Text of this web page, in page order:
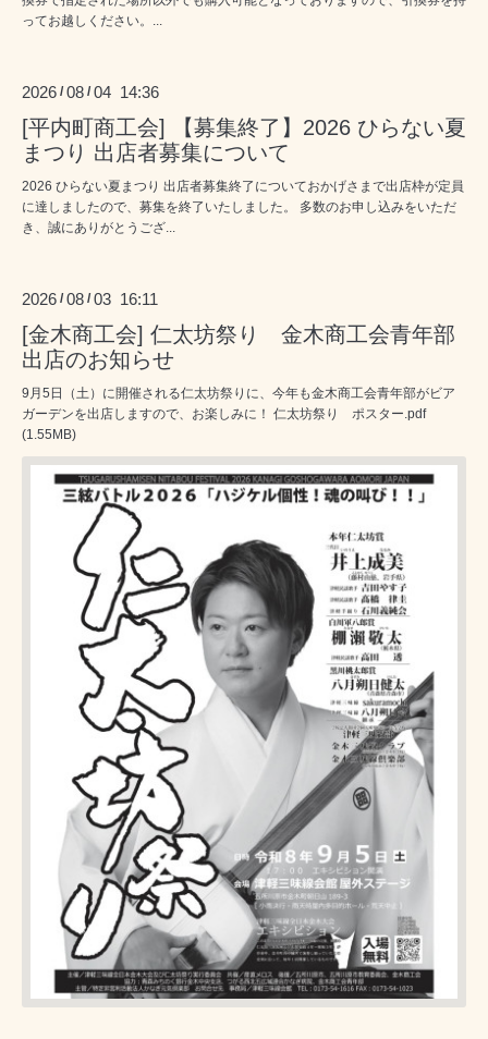
ってお越しください。...
2026 /08 /04 14:36
[平内町商工会] 【募集終了】2026 ひらない夏
まつり 出店者募集について
2026 ひらない夏まつり 出店者募集終了についておかげさまで出店枠が定員
に達しましたので、募集を終了いたしました。 多数のお申し込みをいただ
き、誠にありがとうござ...
2026 /08 /03 16:11
[金木商工会] 仁太坊祭り 金木商工会青年部
出店のお知らせ
9月5日（土）に開催される仁太坊祭りに、今年も金木商工会青年部がビア
ガーデンを出店しますので、お楽しみに！ 仁太坊祭り ポスター.pdf
(1.55MB)